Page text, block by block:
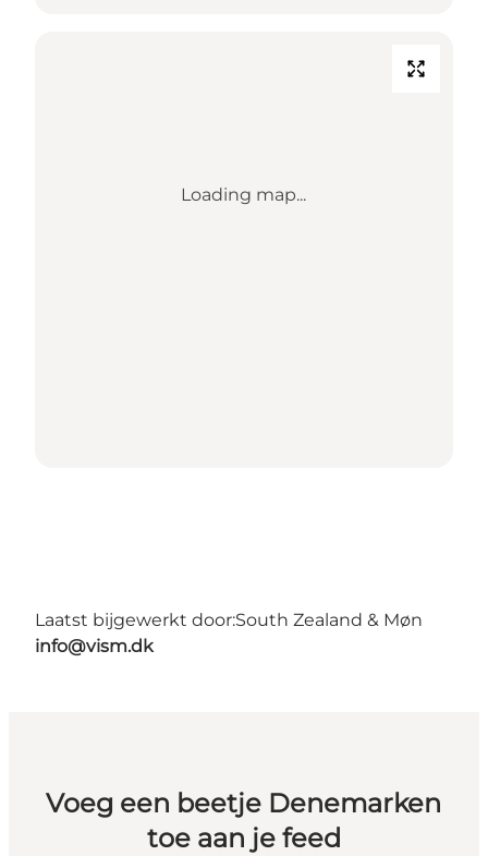
Loading map...
Laatst bijgewerkt door:South Zealand & Møn
info@vism.dk
Voeg een beetje Denemarken
toe aan je feed